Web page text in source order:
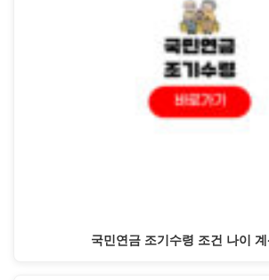
국민연금 조기수령 조건 나이